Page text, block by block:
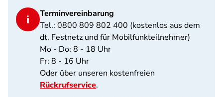
Terminvereinbarung
Tel.: 0800 809 802 400 (kostenlos aus dem
dt. Festnetz und für Mobilfunkteilnehmer)
Mo - Do: 8 - 18 Uhr
Fr: 8 - 16 Uhr
Oder über unseren kostenfreien
Rückrufservice.